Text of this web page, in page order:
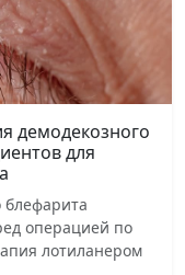
демодекозного
для
блефарита
операцией по
лотиланером